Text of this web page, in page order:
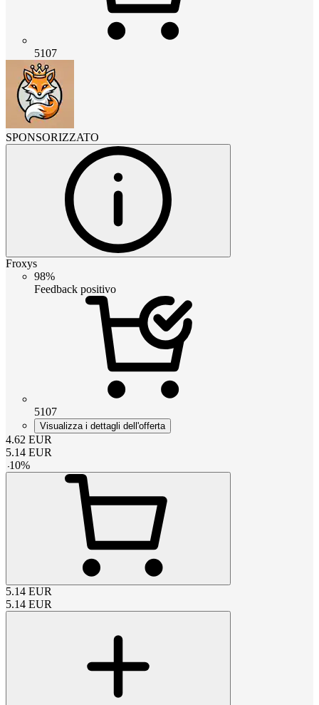
5107
SPONSORIZZATO
Froxys
98%
Feedback positivo
5107
Visualizza i dettagli dell'offerta
4.62 EUR
5.14 EUR
-10%
5.14 EUR
5.14 EUR